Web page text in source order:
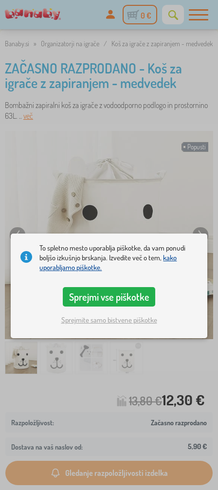
0 €
Banaby.si » Organizatorji na igrače / Koš za igrače z zapiranjem - medvedek
ZAČASNO RAZPRODANO - Koš za
igrače z zapiranjem - medvedek
Bombažni zapiralni koš za igrače z vodoodporno podlogo in prostornino
63L. .. več
Popusti
13,80 €12,30 €
Začasno razprodano
Dostava na vaš naslov od: 5,90 €
Gledanje razpoložljivosti izdelka
To spletno mesto uporablja piškotke, da vam ponudi
boljšo izkušnjo brskanja. Izvedite več o tem,kako
uporabljamo piškotke.
Sprejmi vse piškotke
Sprejmite samo bistvene piškotke